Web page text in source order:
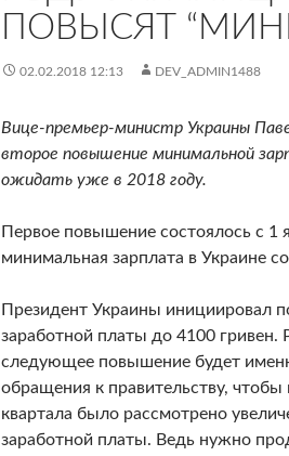
ПОВЫСЯТ
02.02.2018 12:13 DEV_ADMIN1488
Вице-премьер-министр Украины
второе повышение минимальной
ожидать уже в 2018 году.
Первое повышение состоялось с 1
минимальная зарплата в Украине
Президент Украины инициировал
заработной платы до 4100 гривен.
следующее повышение будет
обращения к правительству, чтобы
квартала было рассмотрено
заработной платы. Ведь нужно